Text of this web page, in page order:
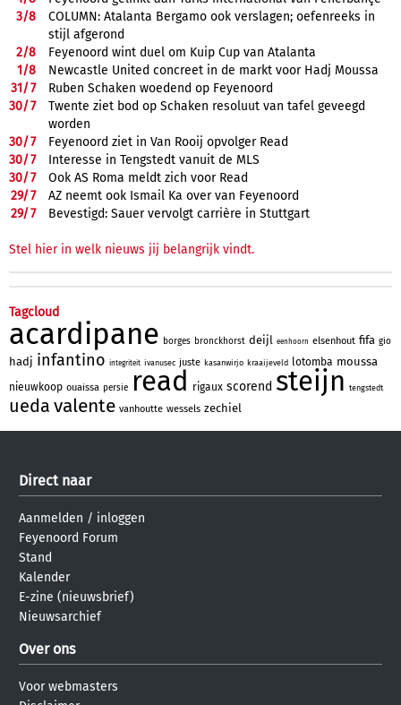
3/8
COLUMN: Atalanta Bergamo ook verslagen; oefenreeks in
stijl afgerond
2/8
Feyenoord wint duel om Kuip Cup van Atalanta
1/8
Newcastle United concreet in de markt voor Hadj Moussa
31/7
Ruben Schaken woedend op Feyenoord
30/7
Twente ziet bod op Schaken resoluut van tafel geveegd
worden
30/7
Feyenoord ziet in Van Rooij opvolger Read
30/7
Interesse in Tengstedt vanuit de MLS
30/7
Ook AS Roma meldt zich voor Read
29/7
AZ neemt ook Ismail Ka over van Feyenoord
29/7 Bevestigd: Sauer vervolgt carrière in Stuttgart
Stel hier in welk nieuws jij belangrijk vindt.
Tagcloud
acardipane borges bronckhorst deijl eenhoorn elsenhout fifa gio
hadj infantino integriteit ivanusec juste kasanwirjo kraaijeveld lotomba moussa
nieuwkoop ouaissa persie read rigaux scorend steijn tengstedt
ueda valente vanhoutte wessels zechiel
Direct naar
Aanmelden / inloggen
Feyenoord Forum
Stand
Kalender
E-zine (nieuwsbrief)
Nieuwsarchief
Over ons
Voor webmasters